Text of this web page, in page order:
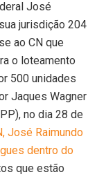
José
jurisdição 204
ao CN que
o loteamento
500 unidades
Jaques Wagner
no dia 28 de
José Raimundo
dentro do
que estão